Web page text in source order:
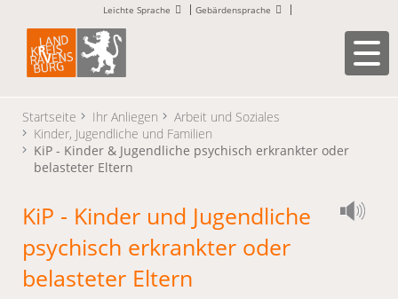
Leichte Sprache Gebärdensprache
Startseite Ihr Anliegen
Arbeit und Soziales
Kinder, Jugendliche und Familien
KiP - Kinder & Jugendliche psychisch erkrankter oder
belasteter Eltern
KiP - Kinder und Jugendliche
psychisch erkrankter oder
belasteter Eltern